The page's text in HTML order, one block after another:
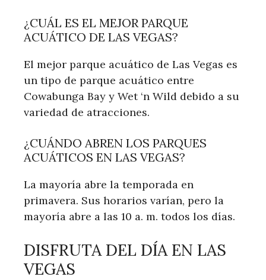
¿CUÁL ES EL MEJOR PARQUE
ACUÁTICO DE LAS VEGAS?
El mejor parque acuático de Las Vegas es
un tipo de parque acuático entre
Cowabunga Bay y Wet ‘n Wild debido a su
variedad de atracciones.
¿CUÁNDO ABREN LOS PARQUES
ACUÁTICOS EN LAS VEGAS?
La mayoría abre la temporada en
primavera. Sus horarios varían, pero la
mayoría abre a las 10 a. m. todos los días.
DISFRUTA DEL DÍA EN LAS
VEGAS